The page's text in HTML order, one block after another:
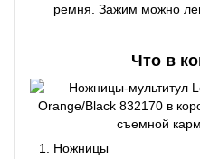
ремня. Зажим можно
Что в
Ножницы